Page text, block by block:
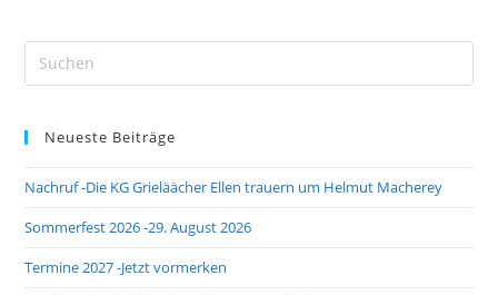
Neueste Beiträge
Nachruf -Die KG Grieläächer Ellen trauern um Helmut Macherey
Sommerfest 2026 -29. August 2026
Termine 2027 -Jetzt vormerken